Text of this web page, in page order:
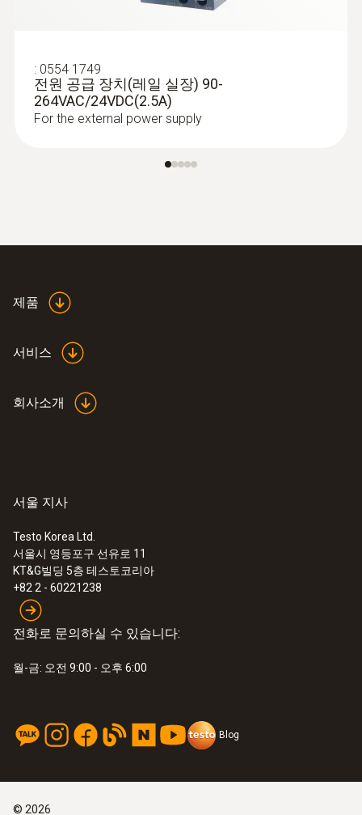
:0555 6603
testo 6603 - Process IAQ probe for duct
mounting for higher process
temperatures
IAQ probe for monitoring higher process
: 0554 1749
전원 공급 장치(레일 실장) 90-
264VAC/24VDC(2.5A)
For the external power supply
제품
서비스
회사소개
서울 지사
Testo Korea Ltd.
서울시 영등포구 선유로 11
KT&G빌딩 5층 테스토코리아
+82 2 - 60221238
전화로 문의하실 수 있습니다:
월-금: 오전 9:00 - 오후 6:00
Blog
© 2026